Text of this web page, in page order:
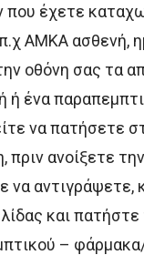
έχετε
ΑΜΚΑ ασθενή,
οθόνη σας τα
ή ένα
να πατήσετε
πριν ανοίξετε
να αντιγράψετε,
και πατήστε
–